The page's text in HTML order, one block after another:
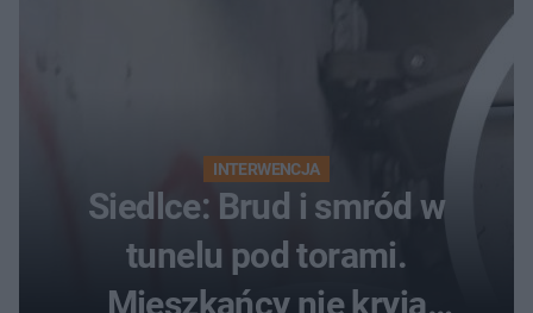
INTERWENCJA
Siedlce: Brud i smród w
tunelu pod torami.
Mieszkańcy nie kryją